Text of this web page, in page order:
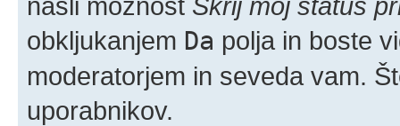
obkljukanjem Da polja in boste
moderatorjem in seveda vam.
uporabnikov.